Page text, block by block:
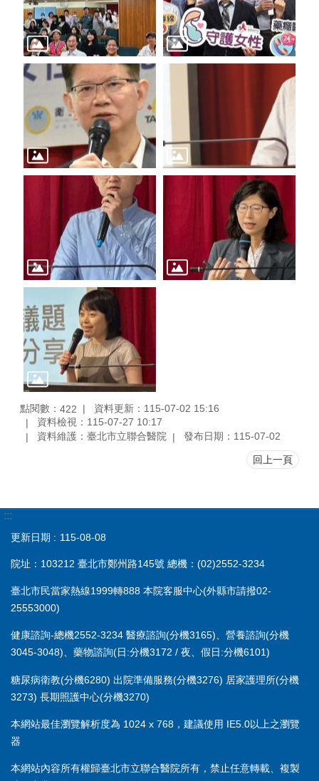
點閱數： 422
資料更新：115-07-02 15:16
資料檢視：115-07-27 10:17
資料維護：臺北市立聯合醫院
發布日期：115-07-02
回上一頁
:::
更新日期 115-08-08
院址：103212 臺北市鄭州路145號 總機：(02)2552-3234
臺北市民當家熱線1999轉888 本院客服中心(外縣市請撥02-
25553000)
健康諮詢-總機2552-3234 醫療諮詢(分機3165)、營養諮詢(分機
3045-3048)、藥物諮詢(日:分機3172 / 夜、假日:分機6101)
糖尿病衛教(分機6280) 出院準備服務(分機3276) 居家護理所(分機
3273) 長期照護中心(分機3270)
本網站最佳瀏覽解析度為 1024 x 768，建議使用 IE5.0以上之瀏覽
器
本網站內容所有權歸臺北市立聯合醫院所有，禁止任意轉載、複製